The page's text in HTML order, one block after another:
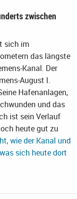
zwischen
sich im
das längste
Kanal. Der
August I.
Hafenanlagen,
und das
ist sein Verlauf
heute gut zu
wie der Kanal und
sich heute dort